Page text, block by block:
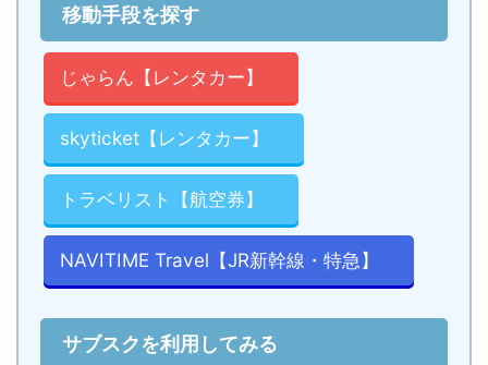
移動手段を探す
じゃらん【レンタカー】
skyticket【レンタカー】
トラベリスト【航空券】
NAVITIME Travel【JR新幹線・特急】
サブスクを利用してみる